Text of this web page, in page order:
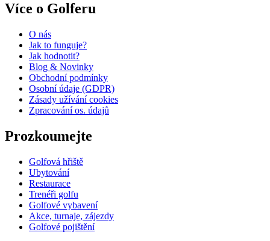
Více o Golferu
O nás
Jak to funguje?
Jak hodnotit?
Blog & Novinky
Obchodní podmínky
Osobní údaje (GDPR)
Zásady užívání cookies
Zpracování os. údajů​
Prozkoumejte
Golfová hřiště
Ubytování
Restaurace
Trenéři golfu
Golfové vybavení
Akce, turnaje, zájezdy
Golfové pojištění